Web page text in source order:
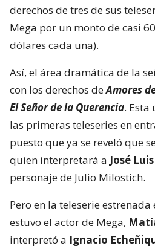
derechos de tres de sus
Mega por un monto de casi
dólares cada una).
Así, el área dramática de la
con los derechos deAmores
El Señor de la Querencia.
las primeras teleseries en
puesto que ya se reveló que
quien interpretará a José
personaje de Julio Milostich.
Pero en la teleserie
estuvo el actor de Mega,
interpretó a Ignacio